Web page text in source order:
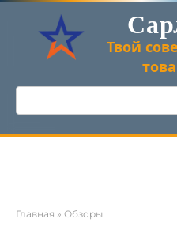
Перейти
контенту
Твой
Поиск:
Главная » Обзоры